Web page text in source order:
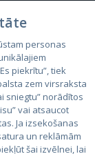
personas
piekrītu”, tiek
zem virsraksta
sniegtu” norādītos
vai atsaucot
Ja izsekošanas
un reklāmām
šai izvēlnei, lai